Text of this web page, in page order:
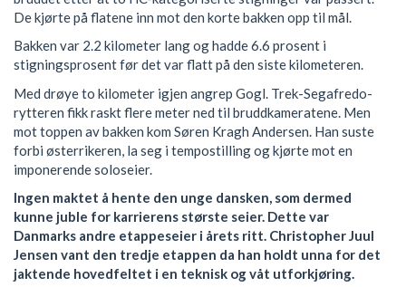
De kjørte på flatene inn mot den korte bakken opp til mål.
Bakken var 2.2 kilometer lang og hadde 6.6 prosent i
stigningsprosent før det var flatt på den siste kilometeren.
Med drøye to kilometer igjen angrep Gogl. Trek-Segafredo-
rytteren fikk raskt flere meter ned til bruddkameratene. Men
mot toppen av bakken kom Søren Kragh Andersen. Han suste
forbi østerrikeren, la seg i tempostilling og kjørte mot en
imponerende soloseier.
Ingen maktet å hente den unge dansken, som dermed
kunne juble for karrierens største seier. Dette var
Danmarks andre etappeseier i årets ritt. Christopher Juul
Jensen vant den tredje etappen da han holdt unna for det
jaktende hovedfeltet i en teknisk og våt utforkjøring.